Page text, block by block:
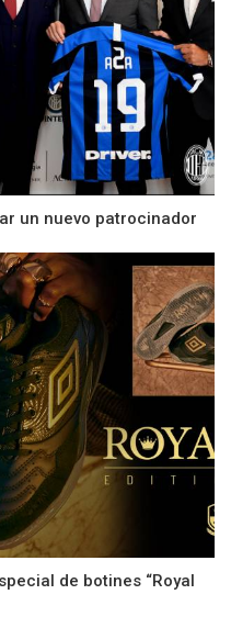
un nuevo patrocinador
de botines “Royal